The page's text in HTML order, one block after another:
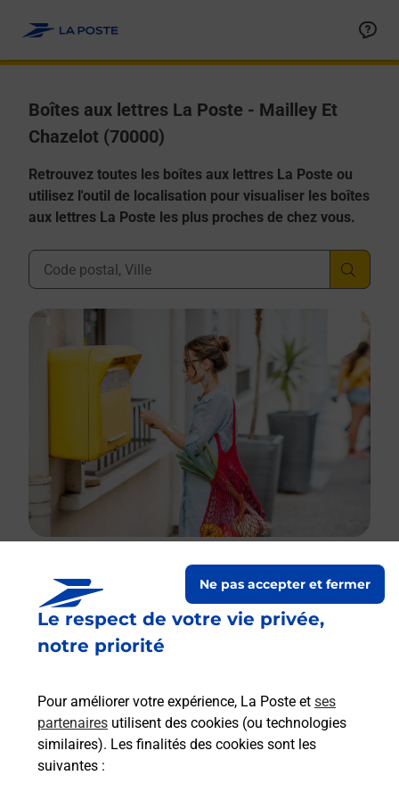
Le respect de votre vie privée,
notre priorité
Pour améliorer votre expérience, La Poste et ses
partenaires utilisent des cookies (ou technologies
similaires). Les finalités des cookies sont les
suivantes :
Ne pas accepter et fermer
Boîtes aux lettres La Poste - Mailley Et
Chazelot (70000)
Retrouvez toutes les boîtes aux lettres La Poste ou
utilisez l'outil de localisation pour visualiser les boîtes
aux lettres La Poste les plus proches de chez vous.
Ville, Département, Code Postal
Boîte aux lettres La Poste
Collecte du courrier aujourd'hui à
2 Place Des Tilleuls
Mailley Et Chazelot
Itinéraire
Le lien s'ouvre dans un nouvel onglet